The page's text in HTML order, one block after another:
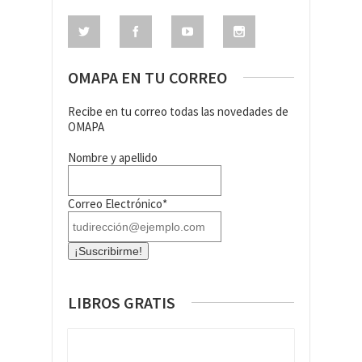
OMAPA EN TU CORREO
Recibe en tu correo todas las novedades de
OMAPA
Nombre y apellido
Correo Electrónico*
LIBROS GRATIS